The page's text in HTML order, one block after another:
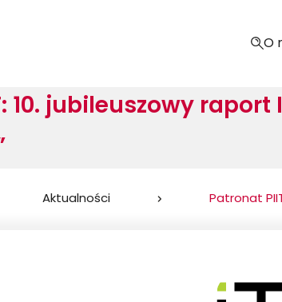
O
10. jubileuszowy
Aktualności Patronat